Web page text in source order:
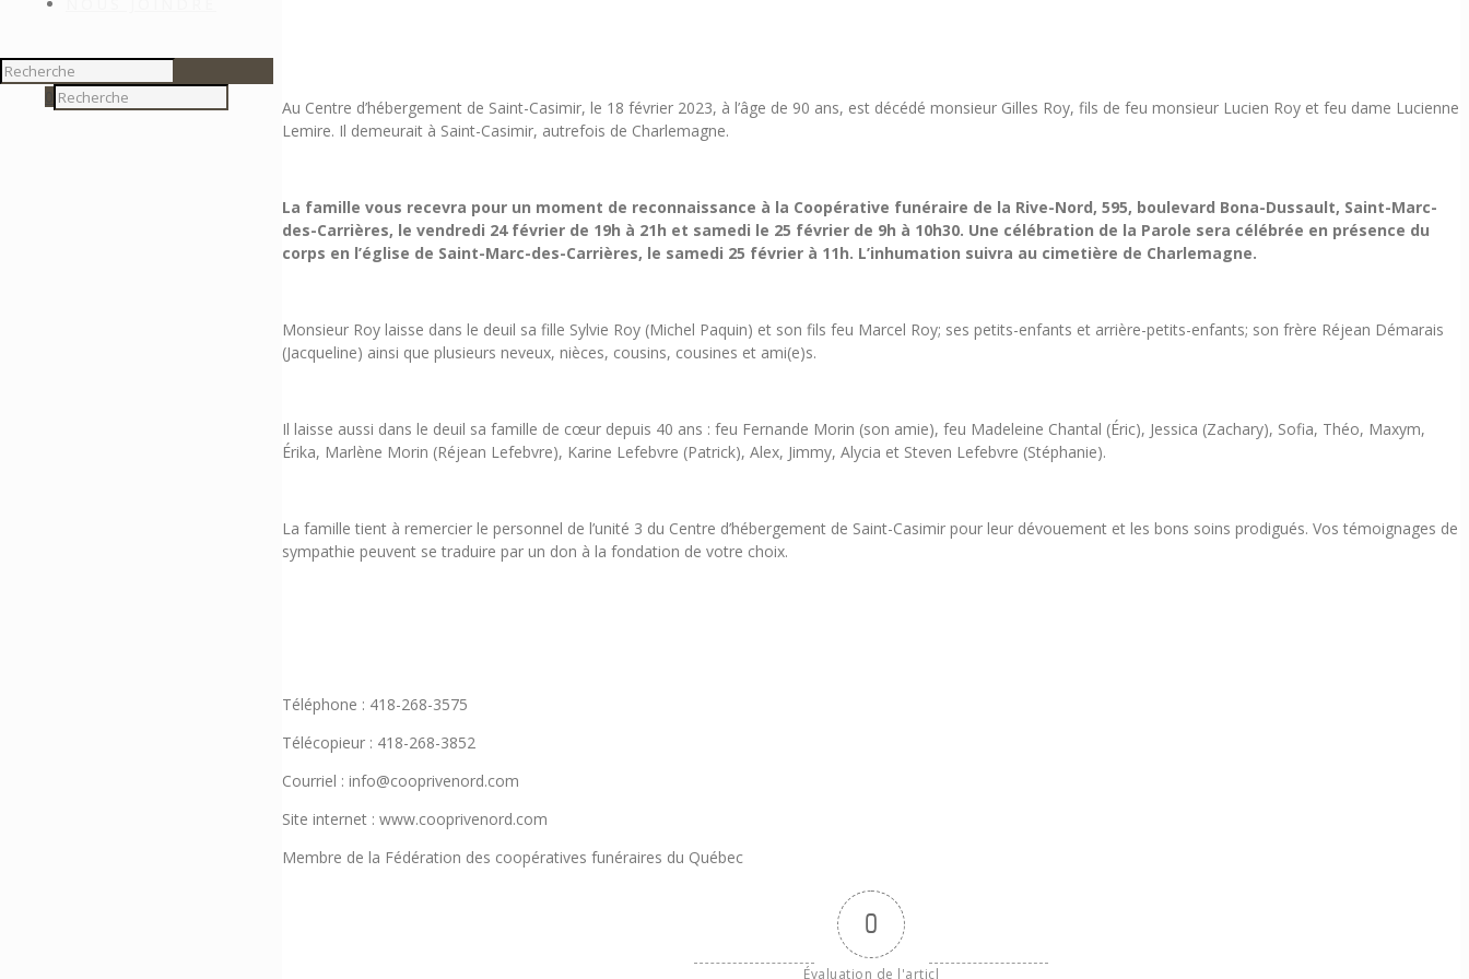
Au Centre d’hébergement de Saint-Casimir, le 18 février 2023, à l’âge de 90 ans, est décédé monsieur Gilles Roy, fils de feu monsieur Lucien Roy et feu dame Lucienne
Lemire. Il demeurait à Saint-Casimir, autrefois de Charlemagne.
La famille vous recevra pour un moment de reconnaissance à la Coopérative funéraire de la Rive-Nord, 595, boulevard Bona-Dussault, Saint-Marc-
des-Carrières, le vendredi 24 février de 19h à 21h et samedi le 25 février de 9h à 10h30. Une célébration de la Parole sera célébrée en présence du
corps en l’église de Saint-Marc-des-Carrières, le samedi 25 février à 11h. L’inhumation suivra au cimetière de Charlemagne.
Monsieur Roy laisse dans le deuil sa fille Sylvie Roy (Michel Paquin) et son fils feu Marcel Roy; ses petits-enfants et arrière-petits-enfants; son frère Réjean Démarais
(Jacqueline) ainsi que plusieurs neveux, nièces, cousins, cousines et ami(e)s.
Il laisse aussi dans le deuil sa famille de cœur depuis 40 ans : feu Fernande Morin (son amie), feu Madeleine Chantal (Éric), Jessica (Zachary), Sofia, Théo, Maxym,
Érika, Marlène Morin (Réjean Lefebvre), Karine Lefebvre (Patrick), Alex, Jimmy, Alycia et Steven Lefebvre (Stéphanie).
La famille tient à remercier le personnel de l’unité 3 du Centre d’hébergement de Saint-Casimir pour leur dévouement et les bons soins prodigués. Vos témoignages de
sympathie peuvent se traduire par un don à la fondation de votre choix.
Téléphone : 418-268-3575
Télécopieur : 418-268-3852
Courriel : info@cooprivenord.com
Site internet : www.cooprivenord.com
Membre de la Fédération des coopératives funéraires du Québec
0
Évaluation de l'articl